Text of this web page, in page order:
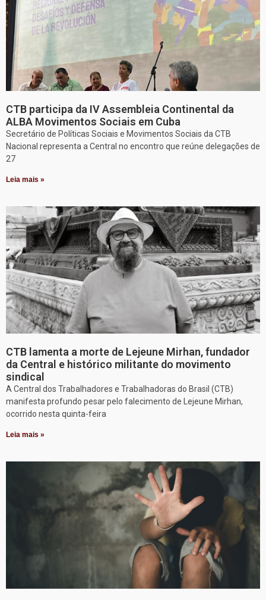
CTB participa da IV Assembleia Continental da
ALBA Movimentos Sociais em Cuba
Secretário de Políticas Sociais e Movimentos Sociais da CTB
Nacional representa a Central no encontro que reúne delegações de
27
Leia mais »
CTB lamenta a morte de Lejeune Mirhan, fundador
da Central e histórico militante do movimento
sindical
A Central dos Trabalhadores e Trabalhadoras do Brasil (CTB)
manifesta profundo pesar pelo falecimento de Lejeune Mirhan,
ocorrido nesta quinta-feira
Leia mais »